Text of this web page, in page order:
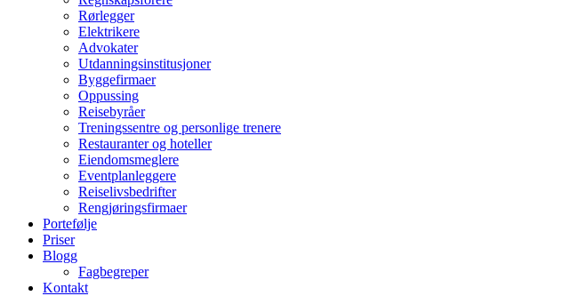
Rørlegger
Elektrikere
Advokater
Utdanningsinstitusjoner
Byggefirmaer
Oppussing
Reisebyråer
Treningssentre og personlige trenere
Restauranter og hoteller
Eiendomsmeglere
Eventplanleggere
Reiselivsbedrifter
Rengjøringsfirmaer
Portefølje
Priser
Blogg
Fagbegreper
Kontakt